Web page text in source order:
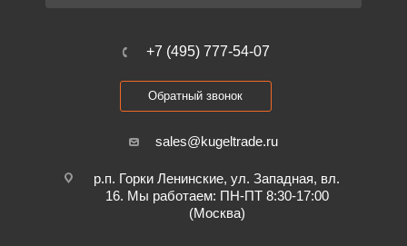
+7 (495) 777-54-07
Обратный звонок
sales@kugeltrade.ru
р.п. Горки Ленинские, ул. Западная, вл.
16. Мы работаем: ПН-ПТ 8:30-17:00
(Москва)